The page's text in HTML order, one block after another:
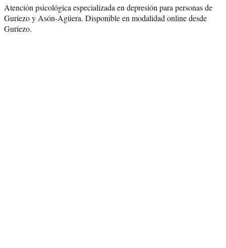
Atención psicológica especializada en depresión para personas de
Guriezoy Asón-Agüera. Disponible en modalidad online desde
Guriezo.